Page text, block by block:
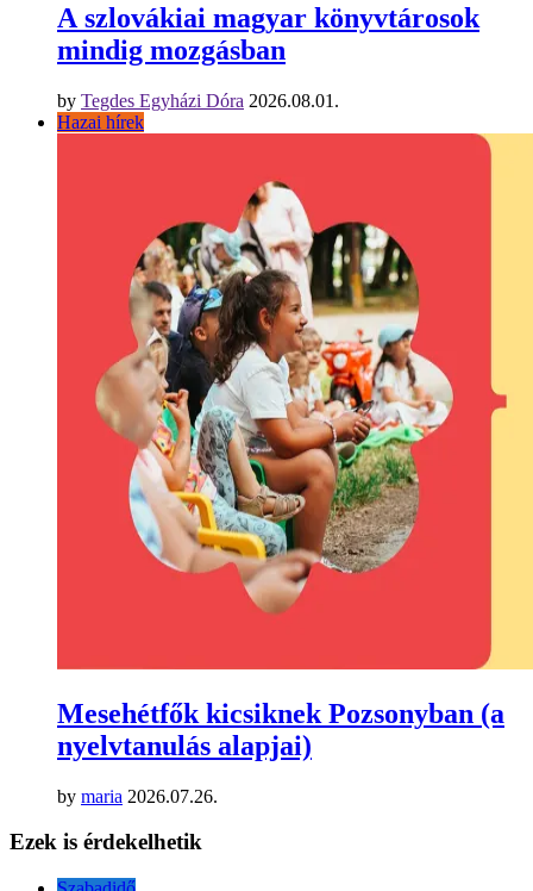
A szlovákiai magyar könyvtárosok
mindig mozgásban
by Tegdes Egyházi Dóra 2026.08.01.
Hazai hírek
Mesehétfők kicsiknek Pozsonyban (a
nyelvtanulás alapjai)
by maria 2026.07.26.
Ezek is érdekelhetik